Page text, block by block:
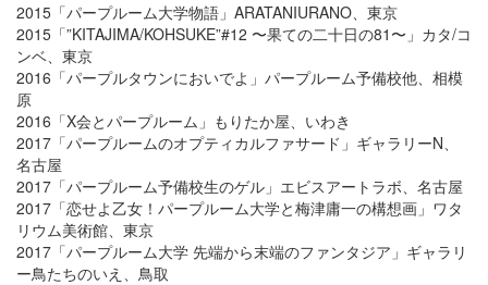
2015「パープルーム大学物語」ARATANIURANO、東京
2015「”KITAJIMA/KOHSUKE”#12 〜果ての二十日の81〜」カタ/コ
ンベ、東京
2016「パープルタウンにおいでよ」パープルーム予備校他、相模
原
2016「X会とパープルーム」もりたか屋、いわき
2017「パープルームのオプティカルファサード」ギャラリーN、
名古屋
2017「パープルーム予備校生のゲル」エビスアートラボ、名古屋
2017「恋せよ乙女！パープルーム大学と梅津庸一の構想画」ワタ
リウム美術館、東京
2017「パープルーム大学 先端から末端のファンタジア」ギャラリ
ー鳥たちのいえ、鳥取